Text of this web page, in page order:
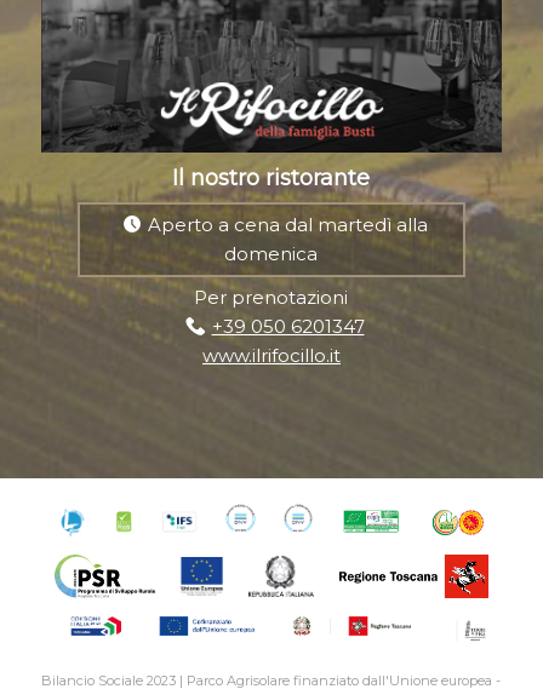
Il nostro ristorante
Aperto a cena dal martedì alla
domenica
Per prenotazioni
+39 050 6201347
www.ilrifocillo.it
Bilancio Sociale 2023 | Parco Agrisolare finanziato dall'Unione europea -